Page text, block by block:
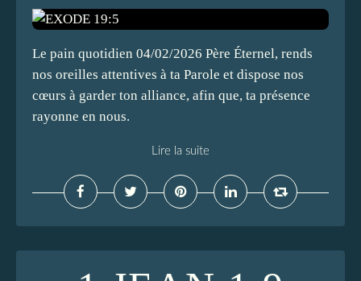
Le pain quotidien 04/02/2026 Père Éternel, rends
nos oreilles attentives à ta Parole et dispose nos
cœurs à garder ton alliance, afin que, ta présence
rayonne en nous.
Lire la suite